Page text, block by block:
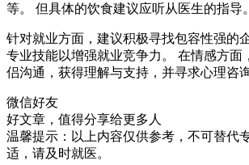
等。 但具体的饮食建议应听从医生的指导。
针对就业方面，建议积极寻找包容性强的
专业技能以增强就业竞争力。 在情感方面
侣沟通，获得理解与支持，并寻求心理咨
微信好友
好文章，值得分享给更多人
温馨提示：以上内容仅供参考，不可替代
适，请及时就医。